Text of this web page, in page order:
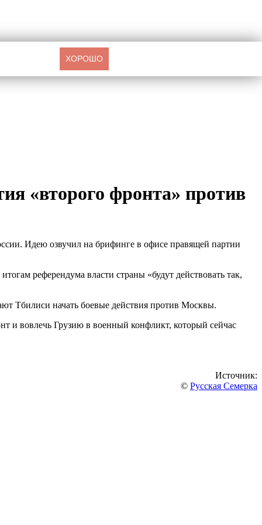
«второго фронта» против
Идею озвучил на брифинге в офисе правящей партии
референдума власти страны «будут действовать так,
Тбилиси начать боевые действия против Москвы.
и вовлечь Грузию в военный конфликт, который сейчас
Источник:
© Русская Семерка
ХОРОШО